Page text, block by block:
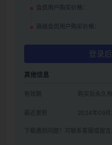
会员用户购买价格：
高级会员用户购买价格：
登录
其他信息
有效期 购买后永久
最近更新 2024年09月
下载遇到问题？可联系客服或留言